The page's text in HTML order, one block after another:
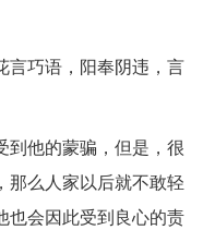
言巧语，阳奉阴违，言
到他的蒙骗，但是，很
那么人家以后就不敢轻
也会因此受到良心的责